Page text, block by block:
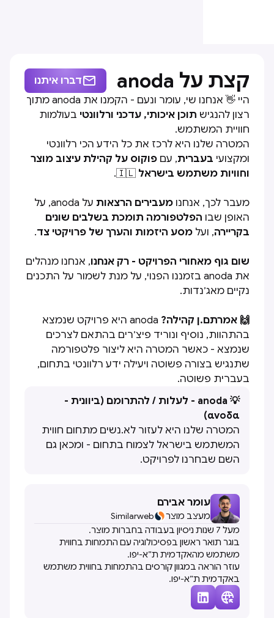
קצת על anoda דברו איתנו
היי 👋 אנחנו שי, עומר ונעם - הקמנו את anoda מתוך
רצון להנגיש תוכן איכותי, עדכני ורלוונטי בעולמות
חוויית המשתמש.
המטרה שלנו היא לרכז את כל הידע הכי רלוונטי
ומקצועי בעברית, עם פוקוס על קהילת עיצוב מוצר
וחוויות משתמש בישראל
מעבר לכך, אנחנו מעבירים הרצאות
על anoda, על
האופן שבו הפלטפורמה תומכת בשלבים שונים
בקריירה, ועל מסע היזמות והערך של פרויקטי צד.
שום גוף מאחורי הפרויקט - רק אנחנו, אנחנו מנהלים
את anoda בזמננו הפנוי, על מנת לשמור על התכנים
נקיים מאג׳נדות.
🙌 אמרתם.ן קהילה?
anoda היא פרויקט שנמצא
בהתהוות, נוסיף ונוריד פיצ׳רים בהתאם לצרכים
שנמצא - כאשר המטרה היא ליצור פלטפורמה
שתנגיש בצורה פשוטה ויעילה ידע רלוונטי בתחום,
בעברית פשוטה.
💡 anoda - לעלות / להתרומם (ביוונית -
ανοδα)
המטרה שלנו היא לעזור לא.נשים מתחום חווית
המשתמש בישראל לצמוח בתחום - ומכאן גם
השם שבחרנו לפרויקט.
עומר אבירם
מעצב מוצר
Similarweb
מעל 7 שנות ניסיון בעבודה בחברות מוצר.
בוגר תואר ראשון בפסיכולוגיה עם התמחות בחווית
משתמש מהאקדמית ת״א-יפו.
עוזר הוראה במגוון קורסים בהתמחות בחווית משתמש
באקדמית ת״א-יפו.

